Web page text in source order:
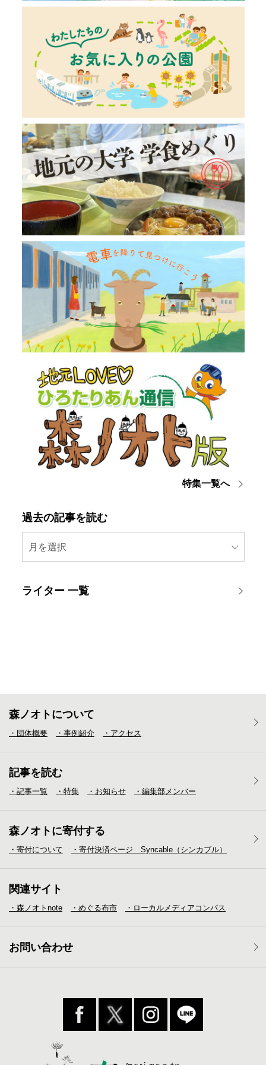
特集一覧へ
過去の記事を読む
月を選択
ライター 一覧
森ノオトについて
・団体概要 ・事例紹介 ・アクセス
記事を読む
・記事一覧 ・特集 ・お知らせ ・編集部メンバー
森ノオトに寄付する
・寄付について ・寄付決済ページ Syncable（シンカブル）
関連サイト
・森ノオトnote ・めぐる布市 ・ローカルメディア コンパス
お問い合わせ